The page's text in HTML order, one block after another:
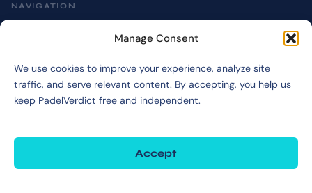
Manage Consent
We use cookies to improve your experience, analyze site
traffic, and serve relevant content. By accepting, you help us
keep PadelVerdict free and independent.
Accept
NAVIGATION
Terms & Disclaimer
Privacy Policy
PadelVerdict participates in affiliate programs. Links marked may earn a commission